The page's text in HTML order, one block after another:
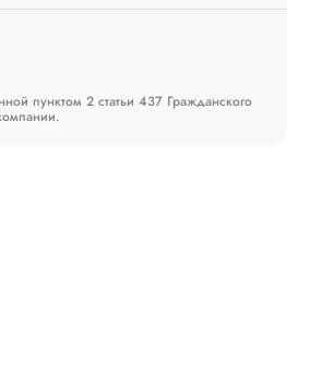
пунктом 2 статьи 437 Гражданского